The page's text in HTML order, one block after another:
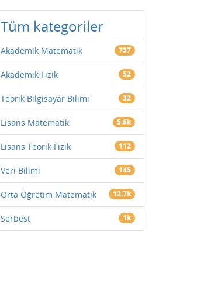
Tüm kategoriler
Akademik Matematik 737
Akademik Fizik 52
Teorik Bilgisayar Bilimi 32
Lisans Matematik 5.6k
Lisans Teorik Fizik 112
Veri Bilimi 145
Orta Öğretim Matematik 12.7k
Serbest 1k